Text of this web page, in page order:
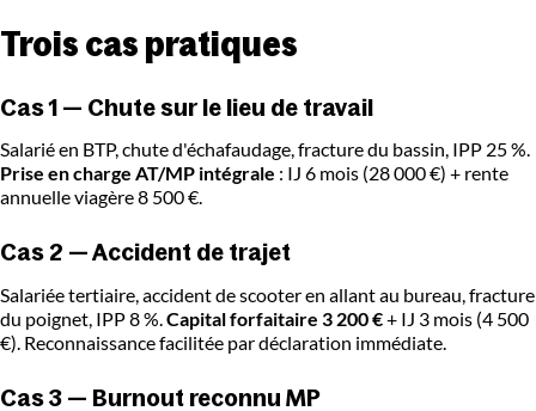
Trois cas pratiques
Cas 1 — Chute sur le lieu de travail
Salarié en BTP, chute d'échafaudage, fracture du bassin, IPP 25 %.
Prise en charge AT/MP intégrale : IJ 6 mois (28 000 €) + rente
annuelle viagère 8 500 €.
Cas 2 — Accident de trajet
Salariée tertiaire, accident de scooter en allant au bureau, fracture
du poignet, IPP 8 %.Capital forfaitaire 3 200 €+ IJ 3 mois (4 500
€). Reconnaissance facilitée par déclaration immédiate.
Cas 3 — Burnout reconnu MP